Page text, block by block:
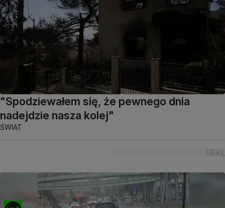
"Spodziewałem się, że pewnego dnia
nadejdzie nasza kolej"
ŚWIAT